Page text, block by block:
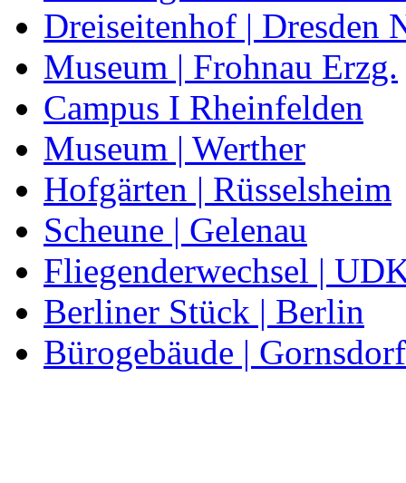
Dreiseitenhof | Dresden
Museum | Frohnau Erzg.
Campus I Rheinfelden
Museum | Werther
Hofgärten | Rüsselsheim
Scheune | Gelenau
Fliegenderwechsel |
Berliner Stück | Berlin
Bürogebäude | Gornsdorf